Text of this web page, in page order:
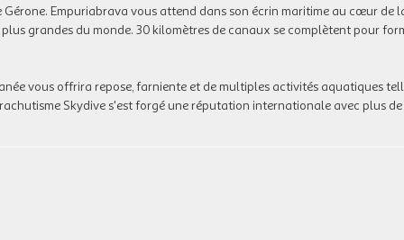
Empuriabrava vous attend dans son écrin maritime au cœur de
grandes du monde. 30 kilomètres de canaux se complètent pour
vous offrira repose, farniente et de multiples activités aquatiques
Skydive s'est forgé une réputation internationale avec plus